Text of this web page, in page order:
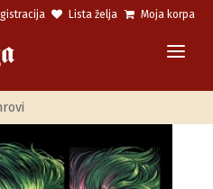
Lista želja Moja korpa